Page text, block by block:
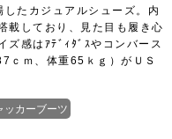
たカジュアルシューズ。内
載しており、見た目も履き心
ズ感はｱﾃﾞｨﾀﾞｽやコンバース
ｃｍ、体重65ｋｇ）がＵＳ
ッカーブーツ